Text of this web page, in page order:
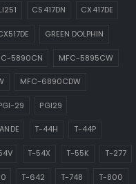
CS417DN CX417DE
GREEN DOLPHIN
5890CN MFC-5895CW
MFC-6890CDW
29 PGI29
T-44H T-44P
T-54X T-55K T-277
T-642 T-748 T-800